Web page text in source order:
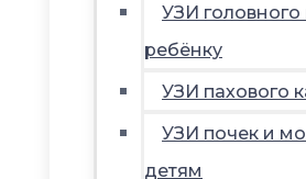
УЗИ головного
ребёнку
УЗИ пахового
УЗИ почек и
детям